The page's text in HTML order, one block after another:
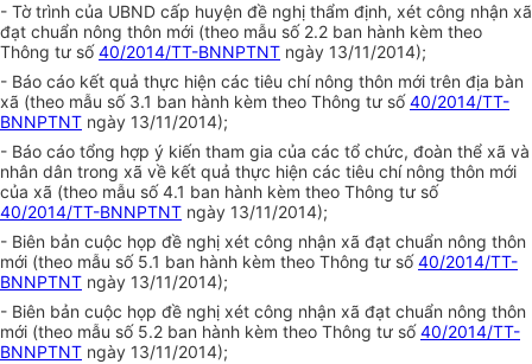
- Tờ trình của UBND cấp huyện đề nghị thẩm định, xét công nhận xã
đạt chuẩn nông thôn mới (theo mẫu số 2.2 ban hành kèm theo
Thông tư số40/2014/TT-BNNPTNT ngày 13/11/2014);
- Báo cáo kết quả thực hiện các tiêu chí nông thôn mới trên địa bàn
xã (theo mẫu số 3.1 ban hành kèm theo Thông tư số40/2014/TT-
BNNPTNT ngày 13/11/2014);
- Báo cáo tổng hợp ý kiến tham gia của các tổ chức, đoàn thể xã và
nhân dân trong xã về kết quả thực hiện các tiêu chí nông thôn mới
của xã (theo mẫu số 4.1 ban hành kèm theo Thông tư số
40/2014/TT-BNNPTNT ngày 13/11/2014);
- Biên bản cuộc họp đề nghị xét công nhận xã đạt chuẩn nông thôn
mới (theo mẫu số 5.1 ban hành kèm theo Thông tư số40/2014/TT-
BNNPTNT ngày 13/11/2014);
- Biên bản cuộc họp đề nghị xét công nhận xã đạt chuẩn nông thôn
mới (theo mẫu số 5.2 ban hành kèm theo Thông tư số40/2014/TT-
BNNPTNT ngày 13/11/2014);